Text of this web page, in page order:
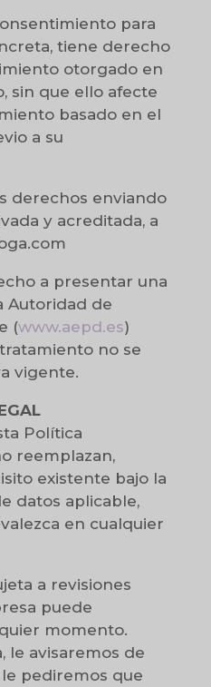
para
tiene derecho
otorgado en
sin que ello afecte
basado en el
a su
derechos enviando
y acreditada, a
a presentar una
Autoridad de
(www.aepd.es)
no se
vigente.
Política
reemplazan,
existente bajo la
datos aplicable,
en cualquier
a revisiones
puede
momento.
le avisaremos de
pediremos que